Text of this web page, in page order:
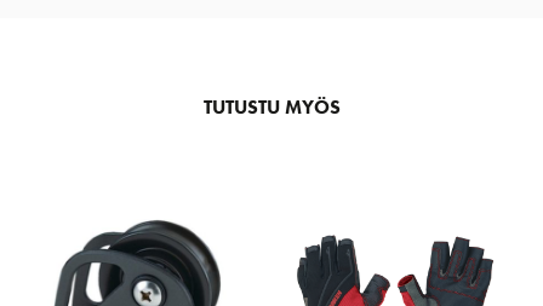
TUTUSTU MYÖS